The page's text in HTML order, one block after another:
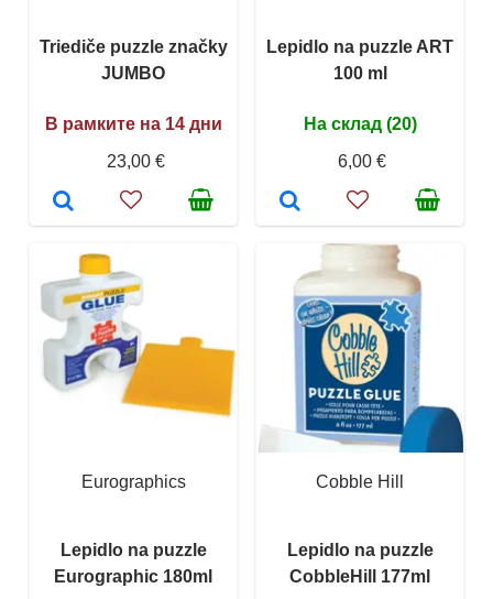
Triediče puzzle značky
JUMBO
В рамките на 14 дни
23,00 €
Lepidlo na puzzle ART
100 ml
На склад (20)
6,00 €
Eurographics
Lepidlo na puzzle
Eurographic 180ml
Cobble Hill
Lepidlo na puzzle
CobbleHill 177ml